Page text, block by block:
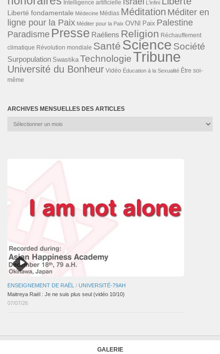
Intelligence artificielle L'infini
Liberté fondamentale Médecine Médias Méditation Méditer en
ligne pour la Paix Méditer pour la Paix OVNI Paix Palestine
Paradisme Presse Raéliens Religion Réchauffement
climatique Révolution mondiale Santé Science Société
Surpopulation Swastika TechnologieTribune
Université du Bonheur Vidéo Éducation à la Sexualité Être soi-
même
ARCHIVES MENSUELLES DES ARTICLES
Archives
ENSEIGNEMENT DE RAËL / UNIVERSITÉ-79AH
Maitreya Raël : Je ne suis plus seul (vidéo 10/10)
07/07/26
GALERIE